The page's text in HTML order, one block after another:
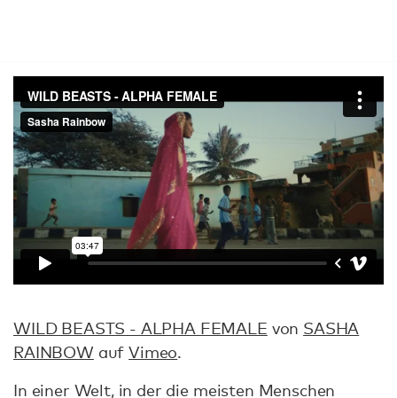
WILD BEASTS - ALPHA FEMALE von SASHA
RAINBOW aufVimeo.
In einer Welt, in der die meisten Menschen